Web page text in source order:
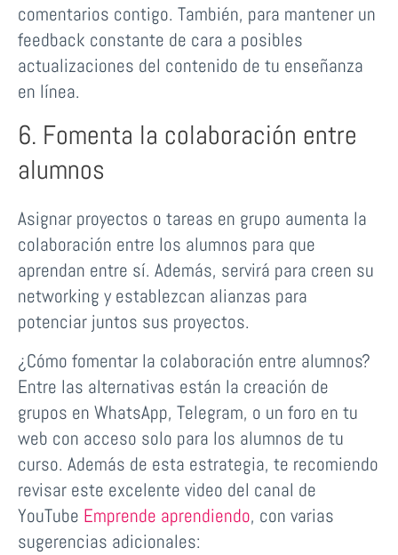
comentarios contigo. También, para mantener un
feedback constante de cara a posibles
actualizaciones del contenido de tu enseñanza
en línea.
6. Fomenta la colaboración entre
alumnos
Asignar proyectos o tareas en grupo aumenta la
colaboración entre los alumnos para que
aprendan entre sí. Además, servirá para creen su
networking y establezcan alianzas para
potenciar juntos sus proyectos.
¿Cómo fomentar la colaboración entre alumnos?
Entre las alternativas están la creación de
grupos en WhatsApp, Telegram, o un foro en tu
web con acceso solo para los alumnos de tu
curso. Además de esta estrategia, te recomiendo
revisar este excelente video del canal de
YouTube Emprende aprendiendo, con varias
sugerencias adicionales: